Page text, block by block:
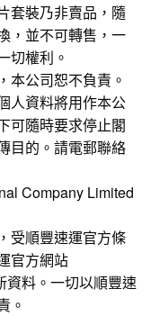
套裝乃非賣品，隨
，並不可轉售，一
切權利。
本公司恕不負責。
人資料將用作本公
可隨時要求停止閣
目的。請電郵聯絡
Company Limited
受順豐速運官方條
官方網站
資料。一切以順豐速
。